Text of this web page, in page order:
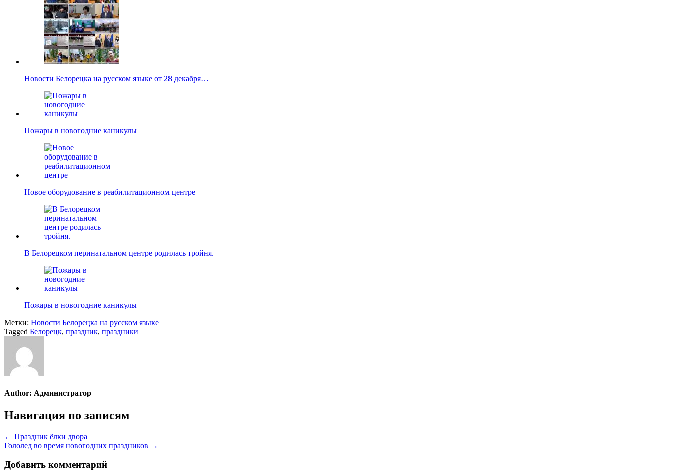
Новости Белорецка на русском языке от 28 декабря…
Пожары в новогодние каникулы
Новое оборудование в реабилитационном центре
В Белорецком перинатальном центре родилась тройня.
Пожары в новогодние каникулы
Метки: Новости Белорецка на русском языке
Tagged Белорецк, праздник, праздники
Author: Администратор
Навигация по записям
← Праздник ёлки двора
Гололед во время новогодних праздников →
Добавить комментарий